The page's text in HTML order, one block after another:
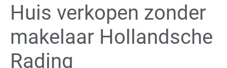
Huis verkopen zonder
makelaar Hollandsche
Rading